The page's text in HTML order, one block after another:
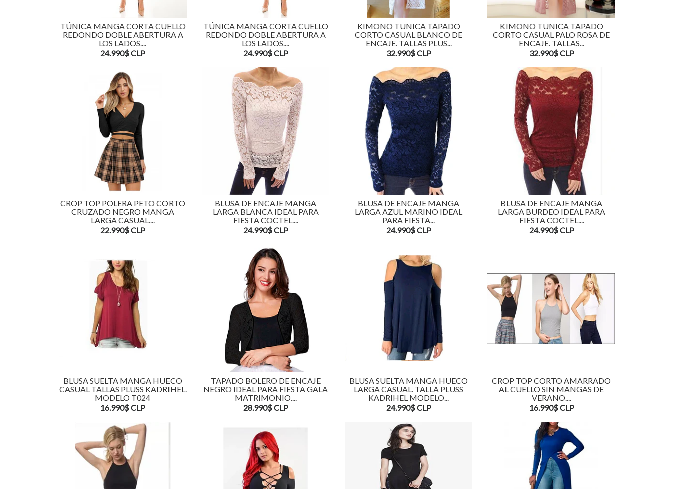
TÚNICA MANGA CORTA CUELLO
REDONDO DOBLE ABERTURA A
LOS LADOS....
24.990$ CLP
TÚNICA MANGA CORTA CUELLO
REDONDO DOBLE ABERTURA A
LOS LADOS....
24.990$ CLP
KIMONO TUNICA TAPADO
CORTO CASUAL BLANCO DE
ENCAJE. TALLAS PLUS...
32.990$ CLP
KIMONO TUNICA TAPADO
CORTO CASUAL PALO ROSA DE
ENCAJE. TALLAS...
32.990$ CLP
CROP TOP POLERA PETO CORTO
CRUZADO NEGRO MANGA
LARGA CASUAL....
22.990$ CLP
BLUSA DE ENCAJE MANGA
LARGA BLANCA IDEAL PARA
FIESTA COCTEL....
24.990$ CLP
BLUSA DE ENCAJE MANGA
LARGA AZUL MARINO IDEAL
PARA FIESTA...
24.990$ CLP
BLUSA DE ENCAJE MANGA
LARGA BURDEO IDEAL PARA
FIESTA COCTEL....
24.990$ CLP
BLUSA SUELTA MANGA HUECO
CASUAL TALLAS PLUSS KADRIHEL.
MODELO T024
16.990$ CLP
TAPADO BOLERO DE ENCAJE
NEGRO IDEAL PARA FIESTA GALA
MATRIMONIO....
28.990$ CLP
BLUSA SUELTA MANGA HUECO
LARGA CASUAL. TALLA PLUSS
KADRIHEL MODELO...
24.990$ CLP
CROP TOP CORTO AMARRADO
AL CUELLO SIN MANGAS DE
VERANO....
16.990$ CLP